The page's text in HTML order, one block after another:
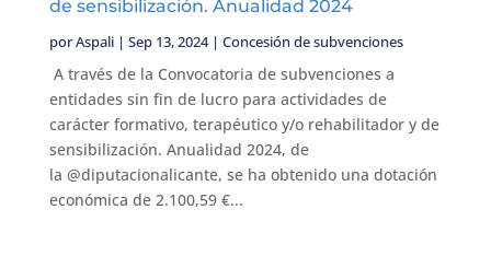
de sensibilización. Anualidad 2024
porAspali| Sep 13, 2024| Concesión de subvenciones
A través de la Convocatoria de subvenciones a
entidades sin fin de lucro para actividades de
carácter formativo, terapéutico y/o rehabilitador y de
sensibilización. Anualidad 2024, de
la @diputacionalicante, se ha obtenido una dotación
económica de 2.100,59 €...